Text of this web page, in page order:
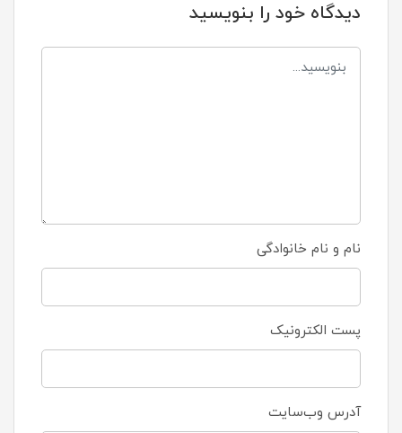
دیدگاه خود را بنویسید
نام و نام خانوادگی
پست الکترونیک
آدرس وب‌سایت